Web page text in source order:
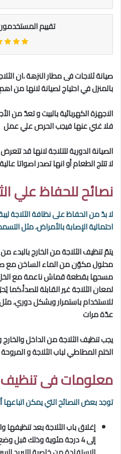
تقييم
صيانة ثلاجات فى مطار النزهة،ان
بالمنزل في احتياج لصيانة لانها من
الاجهزة الكهربائية بالبيت و تعدّ من
فلا غني عنها فيجب الحرص علي عمل
الصيانة الدورية للتلاجة لانها قد
لا تتلج الطعام أو انها تصدر اصواتا
نصائح للحفاظ علي
لا بدّ من الحفاظ على نظافة الثلاجة
احتمالية الإصابة بالأمراض، مثل
يتمّ تنظيف الثلاجة من الخارج بالبدء
محلول مكوّن من الماء الساخن مع
مسحها بقطعة قماش ناعمة مع الخل
لمعان الثلاجة غير القابلة
للاستخدام باستمرار وبشكل دوري،
عدّة مرات
يجب تنظيف الثلاجة من الداخل
الختم المطاطي لباب الثلاجة و
معلومات فى تنظيف
توجد بعض النصائح التي يمكن اتباعها
إغلاق باب الثلاجة بعد تنظيفها
إلى 4 درجة مئوية وذلك